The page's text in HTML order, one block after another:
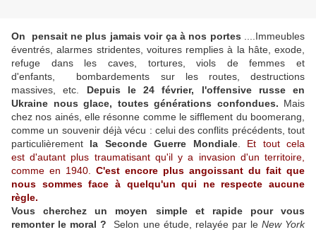
On pensait ne plus jamais voir ça à nos portes ....Immeubles
éventrés, alarmes stridentes, voitures remplies à la hâte, exode,
refuge dans les caves, tortures, viols de femmes et
d'enfants, bombardements sur les routes, destructions
massives, etc. Depuis le 24 février, l'offensive russe en
Ukraine nous glace, toutes générations confondues. Mais
chez nos ainés, elle résonne comme le sifflement du boomerang,
comme un souvenir déjà vécu : celui des conflits précédents, tout
particulièrement la Seconde Guerre Mondiale. Et tout cela
est d'autant plus traumatisant qu'il y a invasion d'un territoire,
comme en 1940. C'est encore plus angoissant du fait que
nous sommes face à quelqu'un qui ne respecte aucune
règle.
Vous cherchez un moyen simple et rapide pour vous
remonter le moral ? Selon une étude, relayée par le New York